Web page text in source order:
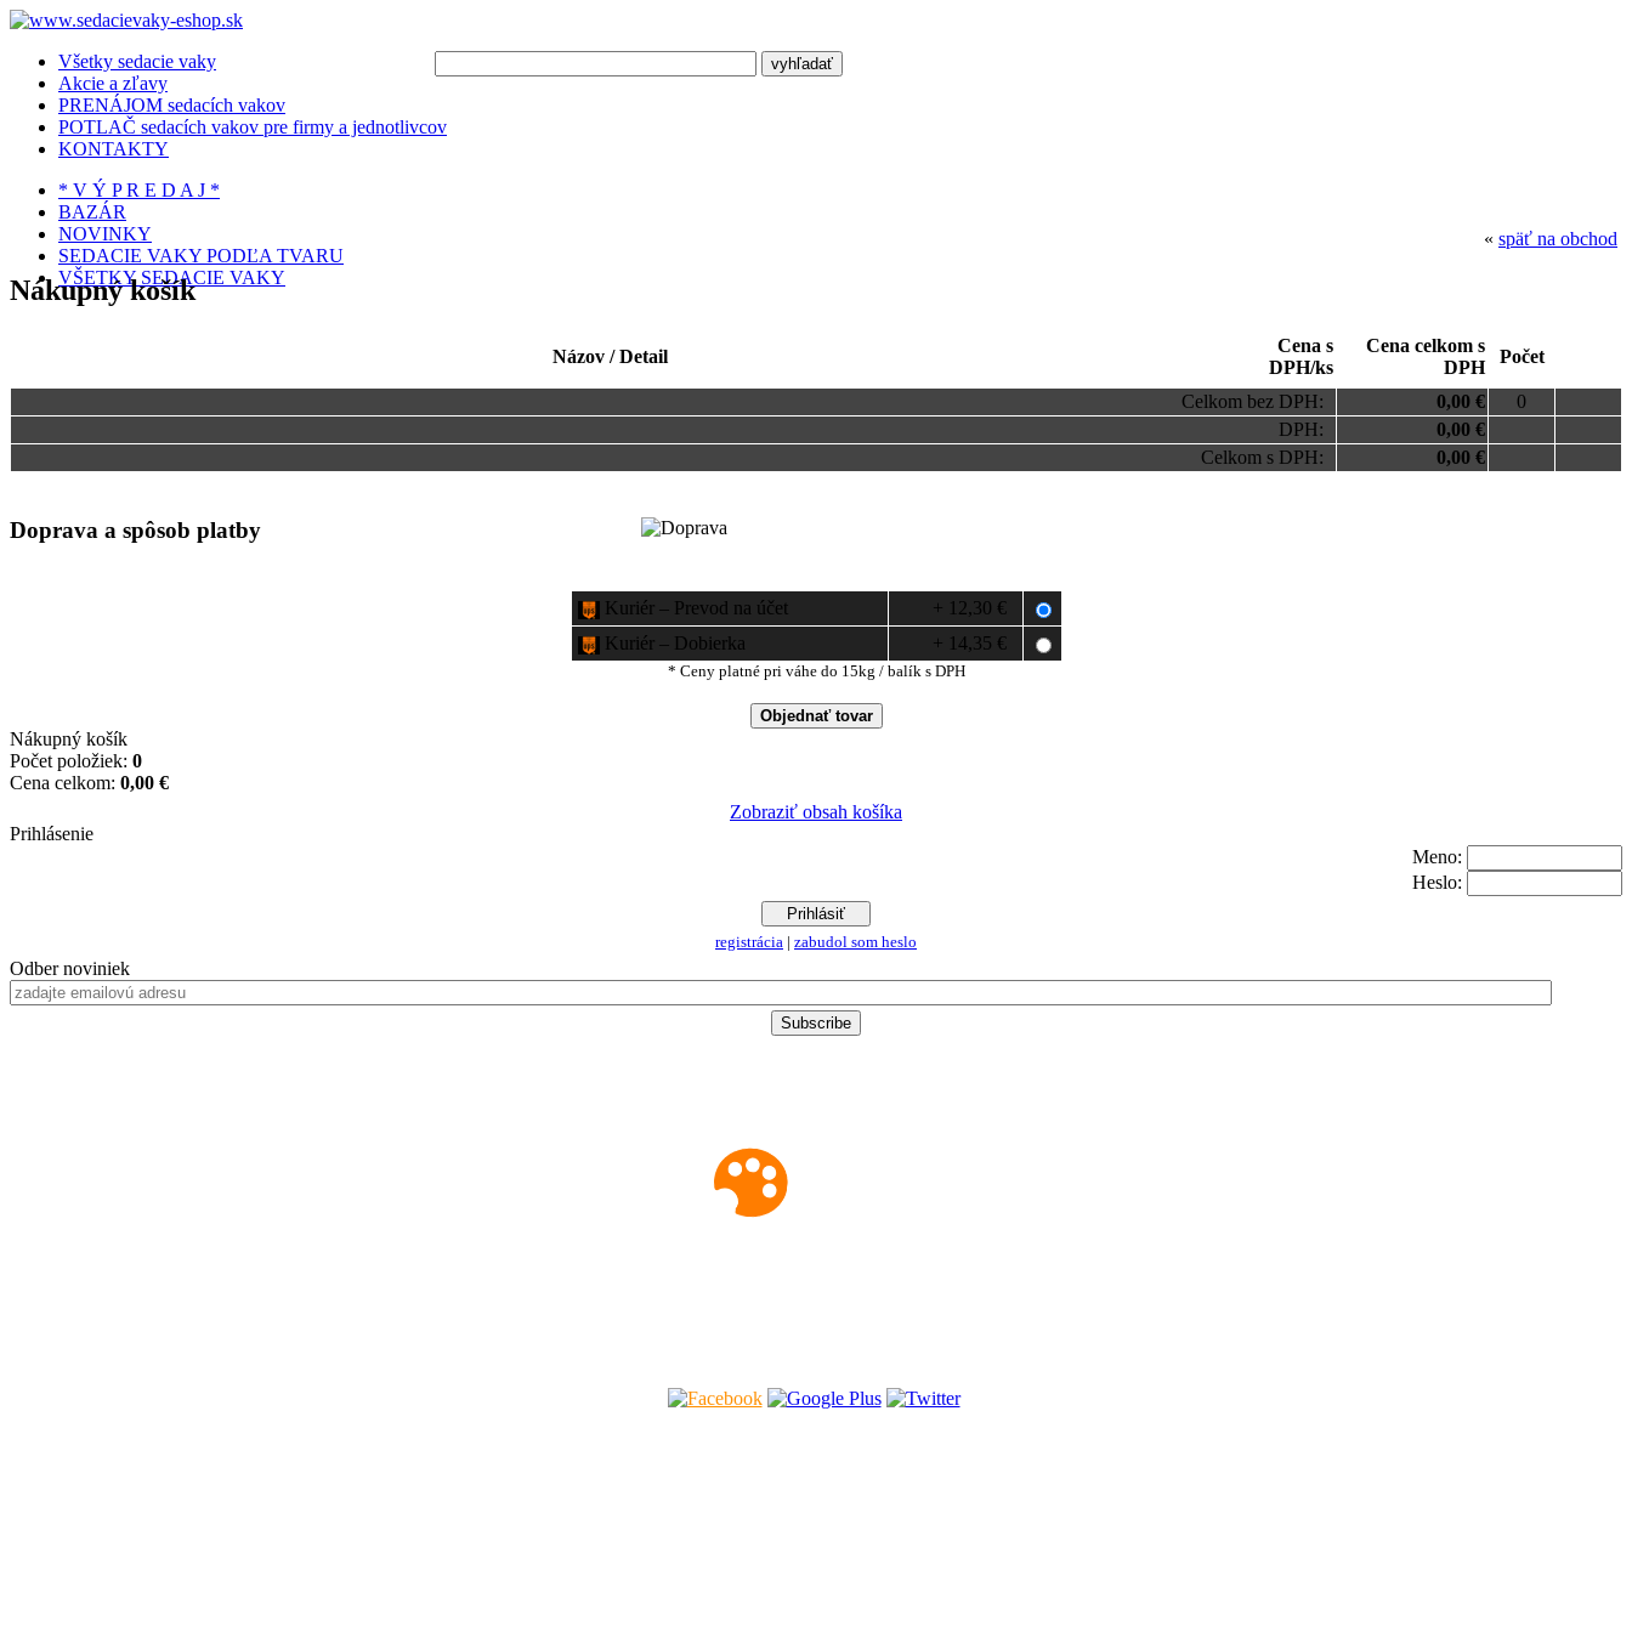
Všetky sedacie vaky
Akcie a zľavy
PRENÁJOM sedacích vakov
POTLAČ sedacích vakov pre firmy a jednotlivcov
KONTAKTY
* V Ý P R E D A J *
BAZÁR
NOVINKY
SEDACIE VAKY PODĽA TVARU
VŠETKY SEDACIE VAKY
« späť na obchod
Nákupný košík
Názov / Detail
Cena s
DPH/ks
Cena celkom s
DPH
Počet
Celkom bez DPH: 0,00 €
0
DPH:
0,00 €
Celkom s DPH:
0,00 €
Doprava a spôsob platby
Kuriér – Prevod na účet
+ 12,30 €
Kuriér – Dobierka
+ 14,35 €
* Ceny platné pri váhe do 15kg / balík s DPH
Nákupný košík
Počet položiek: 0
Cena celkom: 0,00 €
Zobraziť obsah košíka
Prihlásenie
Meno:
Heslo:
registrácia | zabudol som heslo
Odber noviniek